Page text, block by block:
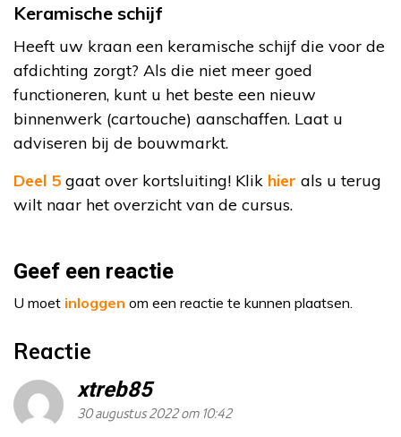
Keramische schijf
Heeft uw kraan een keramische schijf die voor de
afdichting zorgt? Als die niet meer goed
functioneren, kunt u het beste een nieuw
binnenwerk (cartouche) aanschaffen. Laat u
adviseren bij de bouwmarkt.
Deel 5 gaat over kortsluiting! Klik hier als u terug
wilt naar het overzicht van de cursus.
Geef een reactie
U moet inloggen om een reactie te kunnen plaatsen.
Reactie
xtreb85
30 augustus 2022 om 10:42